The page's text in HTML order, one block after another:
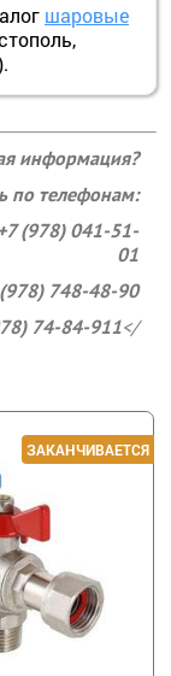
шаровые
информация?
по телефонам:
(978) 041-51-
01
(978) 748-48-90
74-84-911</